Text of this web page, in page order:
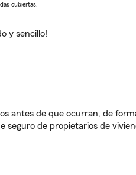
cubiertas.
y sencillo!
antes de que ocurran, de
seguro de propietarios de